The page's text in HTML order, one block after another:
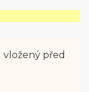
vložený před